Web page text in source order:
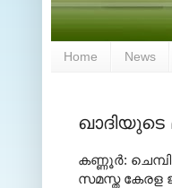
Home News
കണ്ണൂര്‍:
സമസ്ത കേരള